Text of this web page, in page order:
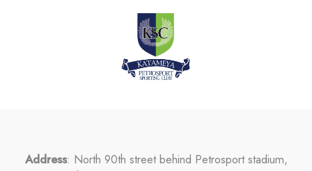
Address: North 90th street behind Petrosport stadium,